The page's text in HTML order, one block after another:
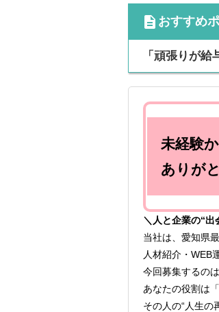
cdescription おすすめ
「頑張りが
未経験
ありが
＼人と企業の“出
当社は、愛知県
人材紹介・WEB
今回募集するの
あなたの役割は
その人の“人生の